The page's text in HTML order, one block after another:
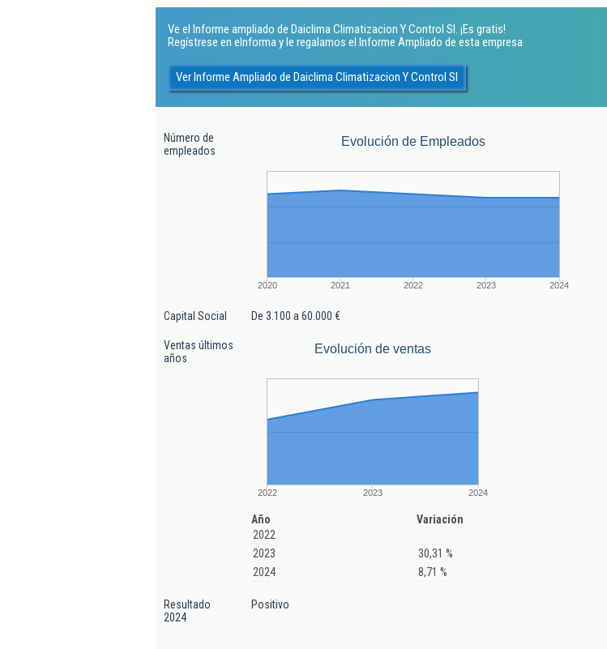
Ve el Informe ampliado de Daiclima Climatizacion Y Control Sl. ¡Es gratis!
Regístrese en eInforma y le regalamos el Informe Ampliado de esta empresa
Ver Informe Ampliado de Daiclima Climatizacion Y Control Sl
Número de
empleados
Evolución de Empleados
2020 2021 2022 2023 2024
Capital Social De 3.100 a 60.000 €
Ventas últimos
años
Evolución de ventas
2022 2023 2024
Año
Variación
2022
2023
30,31 %
2024
8,71 %
Resultado
2024
Positivo